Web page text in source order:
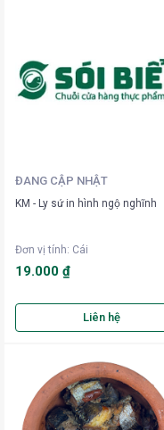
ĐANG CẬP NHẬT
KM - Ly sứ in hình ngộ nghĩnh
Đơn vị tính: Cái
19.000 ₫
Liên hệ